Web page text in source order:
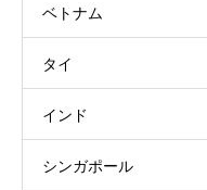
ベトナム
タイ
インド
シンガポール